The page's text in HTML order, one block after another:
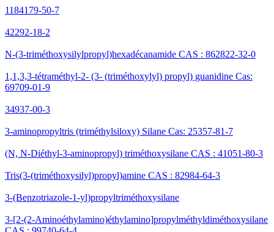
1184179-50-7
42292-18-2
N-(3-triméthoxysilylpropyl)hexadécanamide CAS : 862822-32-0
1,1,3,3-tétraméthyl-2- (3- (triméthoxylyl) propyl) guanidine Cas:
69709-01-9
34937-00-3
3-aminopropyltris (triméthylsiloxy) Silane Cas: 25357-81-7
(N, N-Diéthyl-3-aminopropyl) triméthoxysilane CAS : 41051-80-3
Tris(3-(triméthoxysilyl)propyl)amine CAS : 82984-64-3
3-(Benzotriazole-1-yl)propyltriméthoxysilane
3-[2-(2-Aminoéthylamino)éthylamino]propylméthyldiméthoxysilane